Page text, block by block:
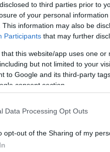
to third parties prior to
of your personal
This information may also be
Participants that may further
that this website/app uses one
but not limited to your
to Google and its third-party
consent section.
Data Processing Opt Outs
opt-out of the Sharing of my